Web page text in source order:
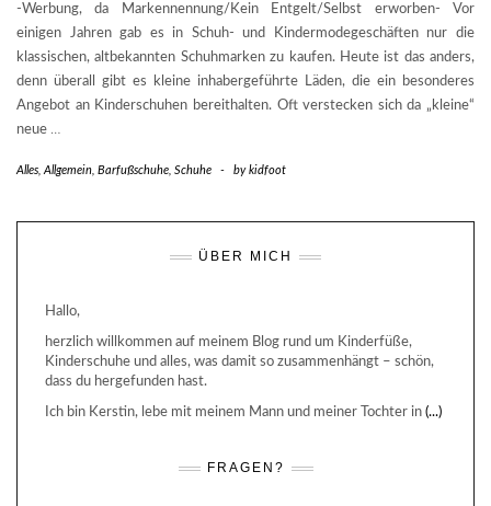
-Werbung, da Markennennung/Kein Entgelt/Selbst erworben- Vor
einigen Jahren gab es in Schuh- und Kindermodegeschäften nur die
klassischen, altbekannten Schuhmarken zu kaufen. Heute ist das anders,
denn überall gibt es kleine inhabergeführte Läden, die ein besonderes
Angebot an Kinderschuhen bereithalten. Oft verstecken sich da „kleine“
neue …
Alles,Allgemein, Barfußschuhe, Schuhe - bykidfoot
ÜBER MICH
Hallo,
herzlich willkommen auf meinem Blog rund um Kinderfüße,
Kinderschuhe und alles, was damit so zusammenhängt – schön,
dass du hergefunden hast.
Ich bin Kerstin, lebe mit meinem Mann und meiner Tochter in (...)
FRAGEN?